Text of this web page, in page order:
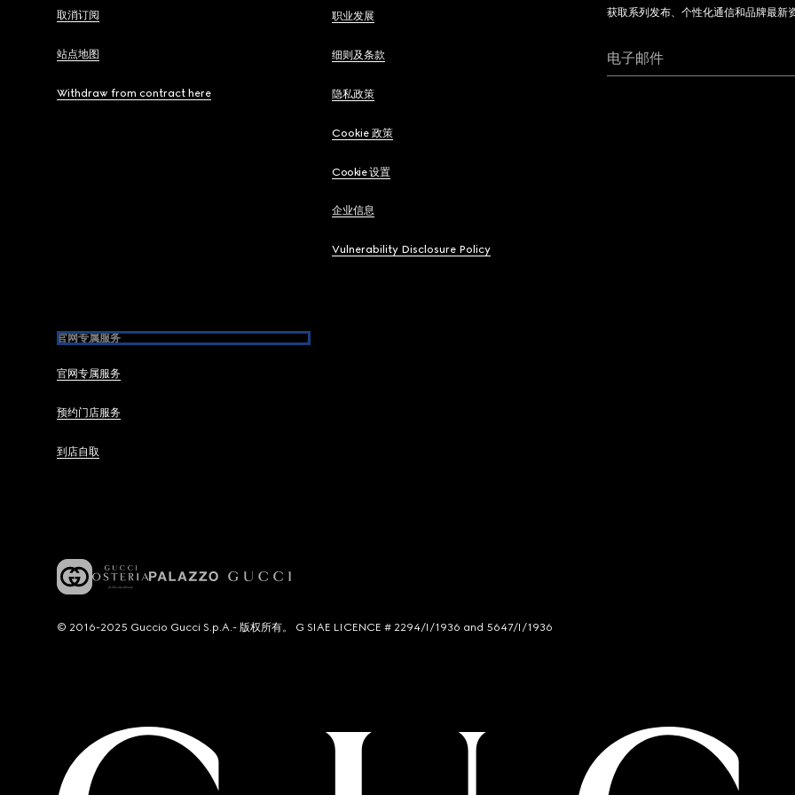
取消订阅
站点地图
Withdraw from contract here
职业发展
细则及条款
隐私政策
Cookie 政策
Cookie 设置
企业信息
Vulnerability Disclosure Policy
官网专属服务
官网专属服务
预约门店服务
到店自取
获取系列发布、个性化通信和品牌最新
电子邮件
© 2016-2025 Guccio Gucci S.p.A.- 版权所有。 G SIAE LICENCE # 2294/I/1936 and 5647/I/1936